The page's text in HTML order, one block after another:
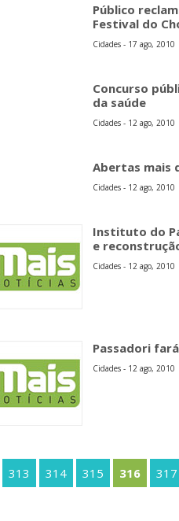
Público
Festival do
Cidades - 17 ago, 2010
Concurso
da saúde
Cidades - 12 ago, 2010
Abertas mais
Cidades - 12 ago, 2010
Instituto do
e
Cidades - 12 ago, 2010
Passadori
Cidades - 12 ago, 2010
313 314 315 316 317